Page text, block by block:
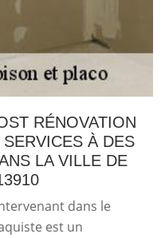
RÉNOVATION
À DES
LA VILLE DE
dans le
est un